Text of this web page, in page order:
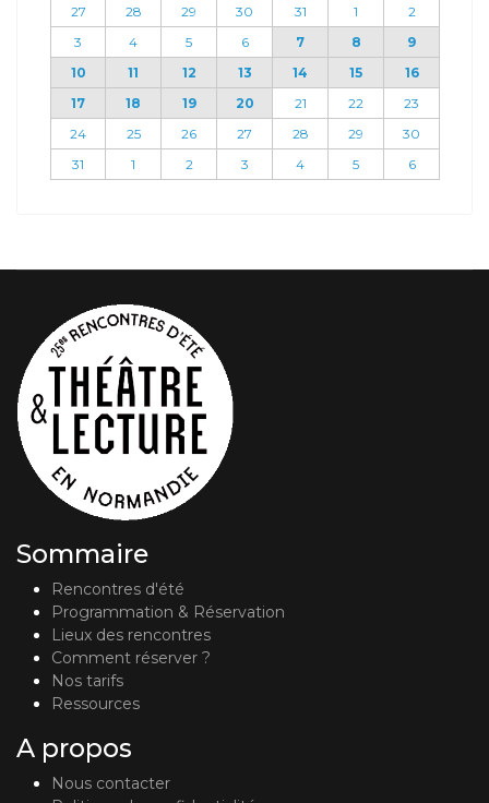
27
28 29 30 31 1
2
3
4 5 6 7 8
9
10
11 12 13 14 15
16
17
18 19 20 21 22
23
24
25 26 27 28 29
30
31
1 2 3 4 5 6
Sommaire
Rencontres d'été
Programmation & Réservation
Lieux des rencontres
Comment réserver ?
Nos tarifs
Ressources
A propos
Nous contacter